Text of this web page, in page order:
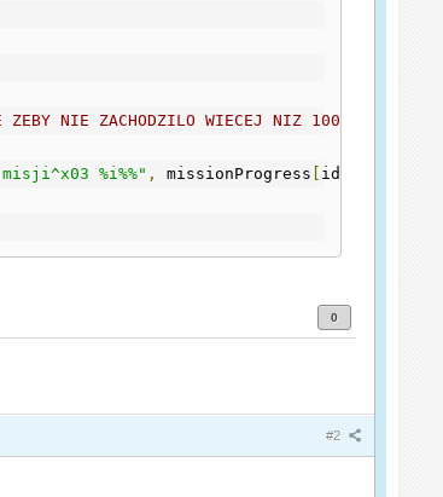
ZEBY NIE ZACHODZILO WIECEJ NIZ 100% GDY NP
%i%%" , missionProgress [ id
0
#2